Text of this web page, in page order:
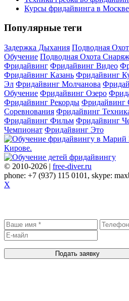
Курсы фридайвинга в Москве
Популярные теги
Задержка Дыхания Подводная
Обучение Подводная Охота
Фридайвинг Фридайвинг Видео
Фридайвинг Казань Фридайвинг
Эл Фридайвинг Молчанова
Обучение Фридайвинг Озеро
Фридайвинг Рекорды Фридайвинг
Соревнования Фридайвинг
Фридайвинг Фильм Фридайвинг
Чемпионат Фридайвинг Это
© 2010-2026 | free-diver.ru
phone: +7 (937) 115 0101, skype:
X